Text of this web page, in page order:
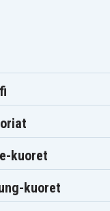
kuoret
kuoret